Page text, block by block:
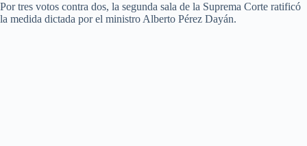
Por tres votos contra dos, la segunda sala de la Suprema Corte ratificó
la medida dictada por el ministro Alberto Pérez Dayán.